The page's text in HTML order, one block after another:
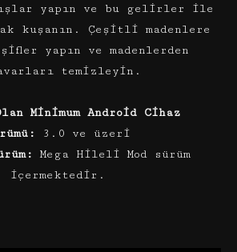
yapın ve bu gelirler ile
kuşanın. Çeşitli madenlere
yapın ve madenlerden
temizleyin.
Minimum Android Cihaz
3.0 ve üzeri
Mega Hileli Mod sürüm
içermektedir.